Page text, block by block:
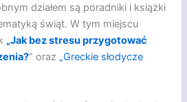
działem są poradniki i książki
świąt. W tym miejscu
„Jak bez stresu przygotować
” oraz „Greckie słodycze